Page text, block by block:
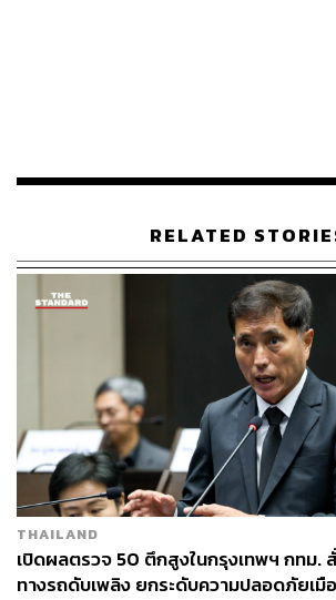
ภาพประกอบ:ธิดามาศ เขียวเหลือ
TAGS: ดนตรีในสวน ชัชชาติ สิทธิพันธุ์
ผู้ว่าฯ กทม.
ผู้ว่าราชการกรุงเทพมห
RELATED
THAILAND
เปิดผลตรวจ 50 ตึกสูงในกรุงเทพฯ กทม.
ทางรถดับเพลิง ยกระดับความปลอดภัยเมื